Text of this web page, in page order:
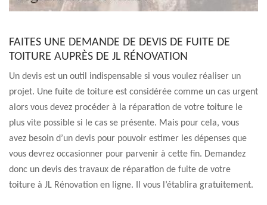
FAITES UNE DEMANDE DE DEVIS DE FUITE DE
TOITURE AUPRÈS DE JL RÉNOVATION
Un devis est un outil indispensable si vous voulez réaliser un
projet. Une fuite de toiture est considérée comme un cas urgent
alors vous devez procéder à la réparation de votre toiture le
plus vite possible si le cas se présente. Mais pour cela, vous
avez besoin d’un devis pour pouvoir estimer les dépenses que
vous devrez occasionner pour parvenir à cette fin. Demandez
donc un devis des travaux de réparation de fuite de votre
toiture à JL Rénovation en ligne. Il vous l’établira gratuitement.